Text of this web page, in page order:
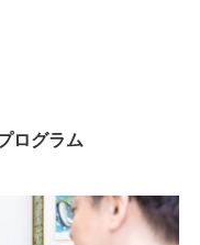
ログラム